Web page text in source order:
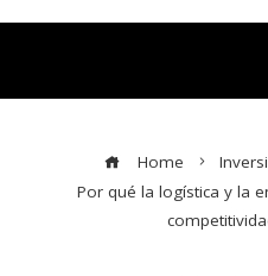
Home
Por qué la logística y la